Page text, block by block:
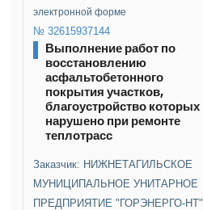
электронной форме
№ 32615937144
Выполнение работ по
восстановлению
асфальтобетонного
покрытия участков,
благоустройство которых
нарушено при ремонте
теплотрасс
Заказчик: НИЖНЕТАГИЛЬСКОЕ
МУНИЦИПАЛЬНОЕ УНИТАРНОЕ
ПРЕДПРИЯТИЕ "ГОРЭНЕРГО-НТ"